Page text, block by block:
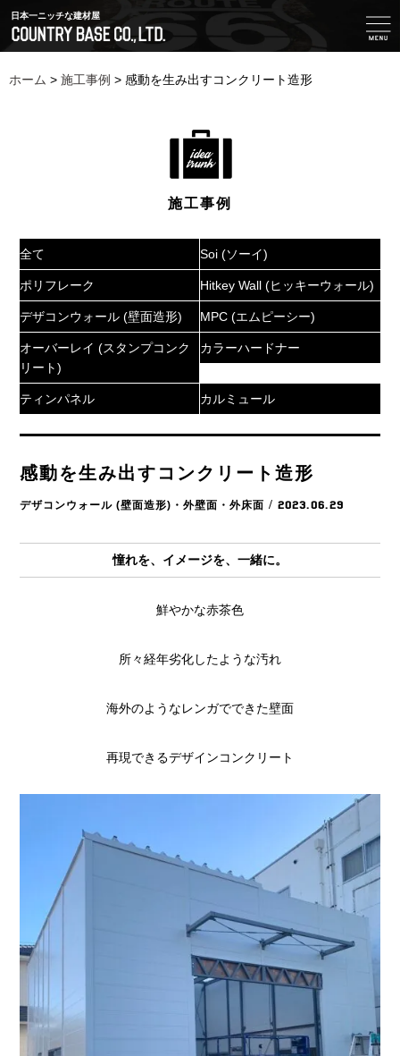
日本一ニッチな建材屋
ホーム > 施工事例 > 感動を生み出すコンクリート造形
施工事例
全て Soi (ソーイ)
ポリフレーク Hitkey Wall (ヒッキーウォール)
デザコンウォール (壁面造形) MPC (エムピーシー)
オーバーレイ (スタンプコンク
リート)
カラーハードナー
ティンパネル カルミュール
感動を生み出すコンクリート造形
デザコンウォール (壁面造形)・外壁面・外床面 / 2023.06.29
憧れを、イメージを、一緒に。
鮮やかな赤茶色
所々経年劣化したような汚れ
海外のようなレンガでできた壁面
再現できるデザインコンクリート